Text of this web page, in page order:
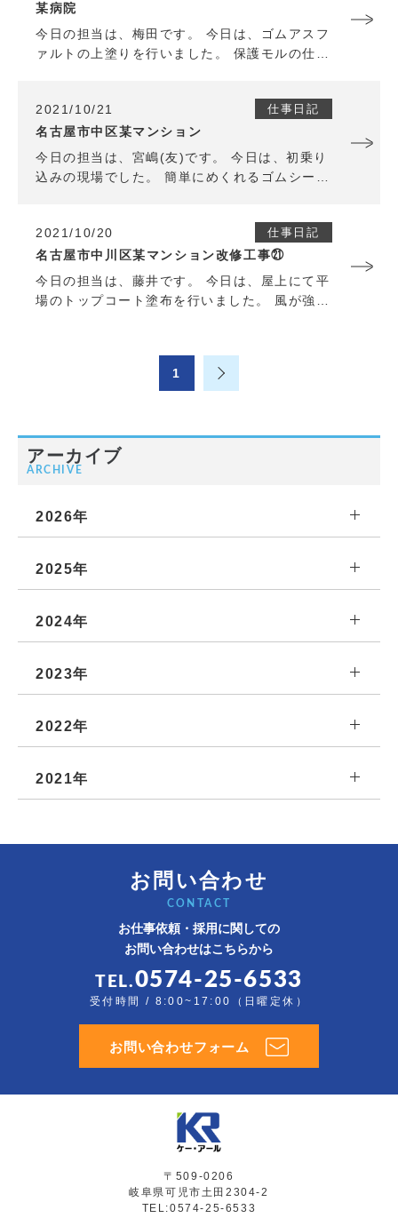
某病院
今日の担当は、梅田です。 今日は、ゴムアスフ
ァルトの上塗りを行いました。 保護モルの仕様
ます。
2021/10/21 仕事日記
名古屋市中区某マンション
今日の担当は、宮嶋(友)です。 今日は、初乗り
込みの現場でした。 簡単にめくれるゴムシート
2021/10/20 仕事日記
名古屋市中川区某マンション改修工事㉑
今日の担当は、藤井です。 今日は、屋上にて平
場のトップコート塗布を行いました。 風が強か
1
アーカイブ
ARCHIVE
2026年
2025年
2024年
2023年
2022年
2021年
お問い合わせ
CONTACT
お仕事依頼・採用に関しての
お問い合わせはこちらから
TEL.0574-25-6533
受付時間 / 8:00~17:00（日曜定休）
お問い合わせフォーム
〒509-0206
岐阜県可児市土田2304-2
TEL:0574-25-6533